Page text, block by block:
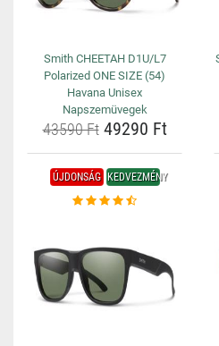
Smith CHEETAH D1U/L7
Polarized ONE SIZE (54)
Havana Unisex
Napszemüvegek
43590 Ft49290 Ft
ÚJDONSÁG KEDVEZMÉNY